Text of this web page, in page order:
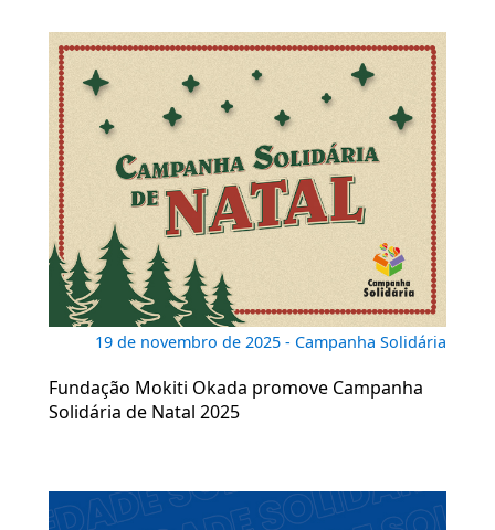
19 de novembro de 2025 - Campanha Solidária
Fundação Mokiti Okada promove Campanha
Solidária de Natal 2025